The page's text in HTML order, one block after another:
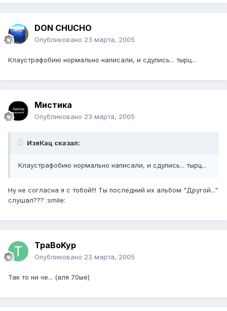
DON CHUCHO
Опубликовано 23 марта, 2005
Клаустрафобию нормально написали, и сдулись... тырц...
Мистика
Опубликовано 23 марта, 2005
ИзяКац сказал:
Клаустрафобию нормально написали, и сдулись... тырц...
Ну не согласна я с тобой!!! Ты последний их альбом "Другой..."
слушал??? :smile:
TpaBoKyp
Опубликовано 23 марта, 2005
Так то ни че... (аля 70ые)